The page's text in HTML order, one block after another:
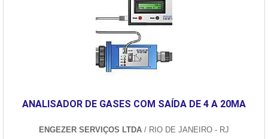
ANALISADOR DE GASES COM SAÍDA DE 4 A 20MA
ENGEZER SERVIÇOS LTDA / RIO DE JANEIRO - RJ